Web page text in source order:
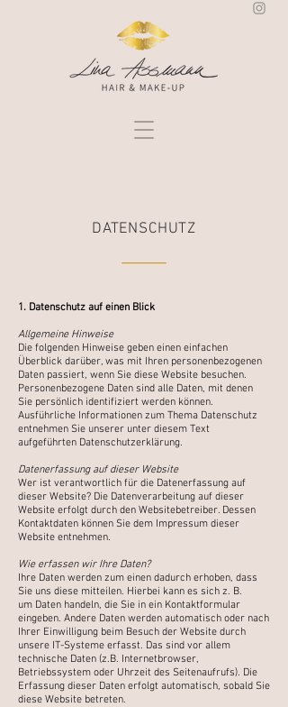
DATENSCHUTZ
1. Datenschutz auf einen Blick
Allgemeine Hinweise
Die folgenden Hinweise geben einen einfachen
Überblick darüber, was mit Ihren personenbezogenen
Daten passiert, wenn Sie diese Website besuchen.
Personenbezogene Daten sind alle Daten, mit denen
Sie persönlich identifiziert werden können.
Ausführliche Informationen zum Thema Datenschutz
entnehmen Sie unserer unter diesem Text
aufgeführten Datenschutzerklärung.
Datenerfassung auf dieser Website
Wer ist verantwortlich für die Datenerfassung auf
dieser Website? Die Datenverarbeitung auf dieser
Website erfolgt durch den Websitebetreiber. Dessen
Kontaktdaten können Sie dem Impressum dieser
Website entnehmen.
Wie erfassen wir Ihre Daten?
Ihre Daten werden zum einen dadurch erhoben, dass
Sie uns diese mitteilen. Hierbei kann es sich z. B.
um Daten handeln, die Sie in ein Kontaktformular
eingeben. Andere Daten werden automatisch oder nach
Ihrer Einwilligung beim Besuch der Website durch
unsere IT-Systeme erfasst. Das sind vor allem
technische Daten (z.B. Internetbrowser,
Betriebssystem oder Uhrzeit des Seitenaufrufs). Die
Erfassung dieser Daten erfolgt automatisch, sobald Sie
diese Website betreten.